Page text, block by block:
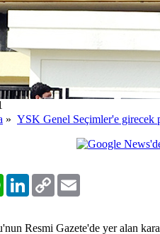
» YSK Genel Seçimler'e girecek
WhatsAppLinkedIn
Copy
Link
Resmi Gazete'de yer alan